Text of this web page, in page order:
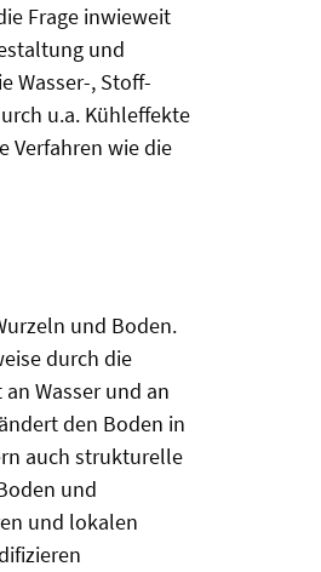
Frage inwieweit
und
Wasser-, Stoff-
u.a. Kühleffekte
Verfahren wie die
und Boden.
durch die
Wasser und an
den Boden in
auch strukturelle
und
und lokalen